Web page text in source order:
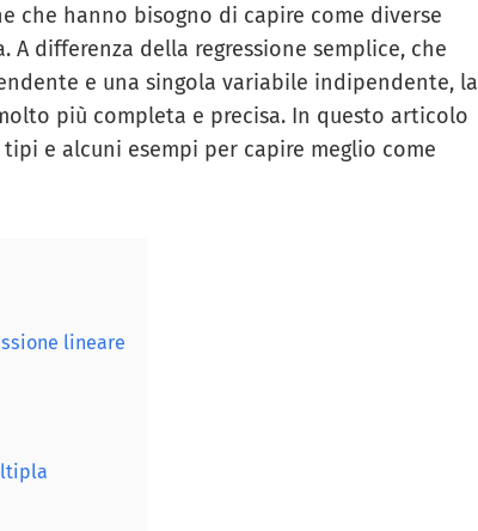
che hanno bisogno di capire come diverse
differenza della regressione semplice, che
e una singola variabile indipendente, la
più completa e precisa. In questo articolo
e alcuni esempi per capire meglio come
lineare